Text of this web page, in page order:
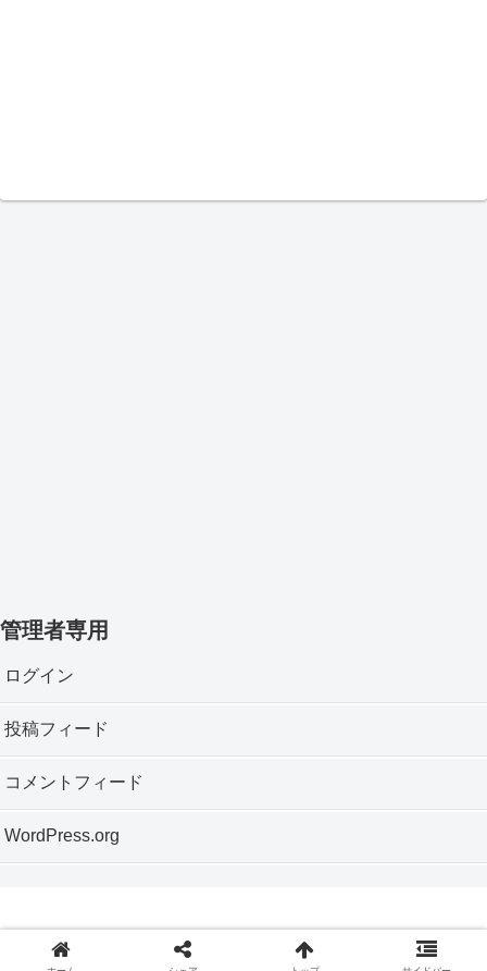
管理者専用
ログイン
投稿フィード
コメントフィード
WordPress.org
Copyright © 2012 神戸垂水おもちゃ箱 All Rights Reserved.